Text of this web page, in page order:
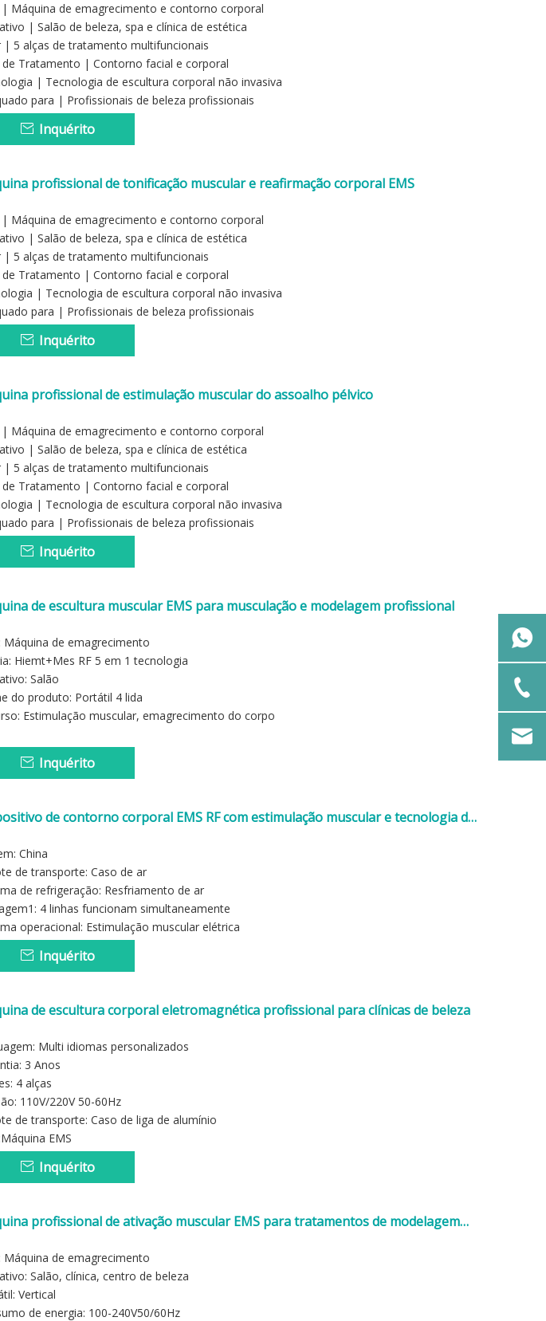
Máquina de emagrecimento e contorno corporal
| Salão de beleza, spa e clínica de estética
| 5 alças de tratamento multifuncionais
de Tratamento | Contorno facial e corporal
| Tecnologia de escultura corporal não invasiva
para | Profissionais de beleza profissionais
Inquérito
profissional de tonificação muscular e reafirmação corporal EMS
Máquina de emagrecimento e contorno corporal
| Salão de beleza, spa e clínica de estética
| 5 alças de tratamento multifuncionais
de Tratamento | Contorno facial e corporal
| Tecnologia de escultura corporal não invasiva
para | Profissionais de beleza profissionais
Inquérito
profissional de estimulação muscular do assoalho pélvico
Máquina de emagrecimento e contorno corporal
| Salão de beleza, spa e clínica de estética
| 5 alças de tratamento multifuncionais
de Tratamento | Contorno facial e corporal
| Tecnologia de escultura corporal não invasiva
para | Profissionais de beleza profissionais
Inquérito
de escultura muscular EMS para musculação e modelagem profissional
Máquina de emagrecimento
Hiemt+Mes RF 5 em 1 tecnologia
Salão
do produto: Portátil 4 lida
Estimulação muscular, emagrecimento do corpo
Inquérito
de contorno corporal EMS RF com estimulação muscular e tecnologia de
China
de transporte: Caso de ar
de refrigeração: Resfriamento de ar
4 linhas funcionam simultaneamente
operacional: Estimulação muscular elétrica
Inquérito
de escultura corporal eletromagnética profissional para clínicas de beleza
Multi idiomas personalizados
3 Anos
4 alças
110V/220V 50-60Hz
de transporte: Caso de liga de alumínio
EMS
Inquérito
profissional de ativação muscular EMS para tratamentos de modelagem
Máquina de emagrecimento
Salão, clínica, centro de beleza
Vertical
de energia: 100-240V50/60Hz